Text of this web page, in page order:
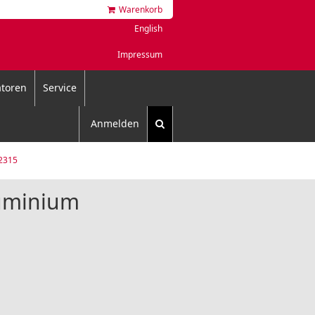
Warenkorb
English
Impressum
Service
Anmelden